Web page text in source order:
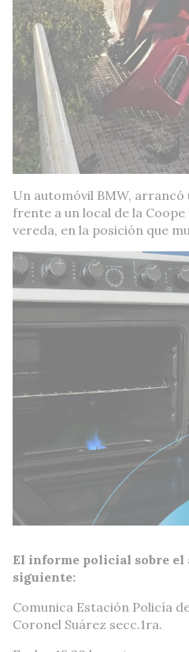
Un automóvil BMW, arrancó
frente a un local de la
vereda, en la posición que
El informe policial sobre el
siguiente:
Comunica Estación Policía
Coronel Suárez secc.1ra.